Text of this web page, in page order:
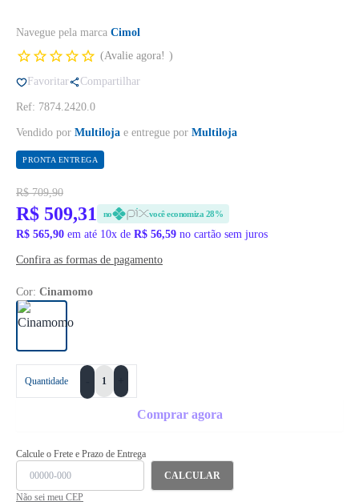
Navegue pela marca Cimol
Avalie agora!
Favoritar Compartilhar
Ref: 7874.2420.0
Vendido por Multiloja e entregue por Multiloja
PRONTA ENTREGA
R$ 709,90
R$ 509,31 no você economiza 28%
R$ 565,90 em até 10x de R$ 56,59 no cartão sem juros
Confira as formas de pagamento
Cor: Cinamomo
Quantidade
Comprar agora
Calcule o Frete e Prazo de Entrega
CALCULAR
Não sei meu CEP